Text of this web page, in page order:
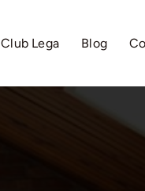
Club Lega Blog